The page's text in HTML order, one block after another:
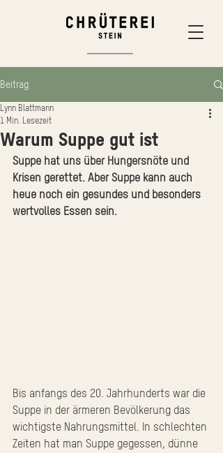
Beitrag
Warum Suppe gut ist
Lynn Blattmann
1 Min. Lesezeit
Suppe hat uns über Hungersnöte und
Krisen gerettet. Aber Suppe kann auch
heue noch ein gesundes und besonders
wertvolles Essen sein.
Bis anfangs des 20. Jahrhunderts war die
Suppe in der ärmeren Bevölkerung das
wichtigste Nahrungsmittel. In schlechten
Zeiten hat man Suppe gegessen, dünne